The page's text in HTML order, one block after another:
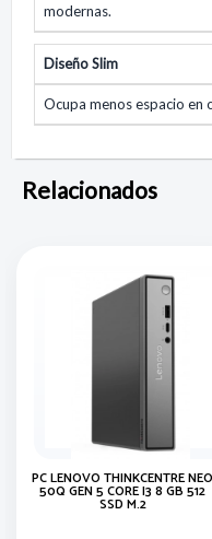
modernas.
Diseño Slim
Ocupa menos espacio en
Relacionados
PC LENOVO THINKCENTRE NEO
50Q GEN 5 CORE I3 8 GB 512
SSD M.2